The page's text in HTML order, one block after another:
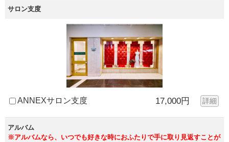
サロン支度
ANNEXサロン支度 17,000円 詳細
アルバム
※アルバムなら、いつでも好きな時におふたりで手に取り見返すことが